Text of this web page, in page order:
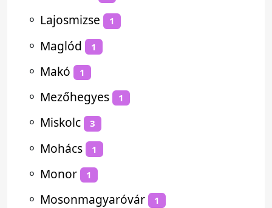
⚬ Lajosmizse 1
⚬ Maglód 1
⚬ Makó 1
⚬ Mezőhegyes 1
⚬ Miskolc 3
⚬ Mohács 1
⚬ Monor 1
⚬ Mosonmagyaróvár 1